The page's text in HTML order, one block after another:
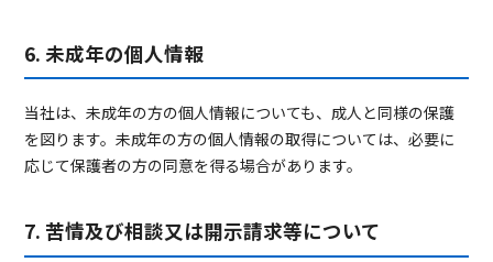
中国SNSアカウントコンサルティグ、運用
6. 未成年の個人情報
当社は、未成年の方の個人情報についても、成人と同様の保護
を図ります。未成年の方の個人情報の取得については、必要に
応じて保護者の方の同意を得る場合があります。
7. 苦情及び相談又は開示請求等について